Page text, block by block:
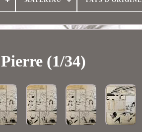
Pierre (1/34)